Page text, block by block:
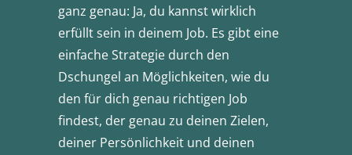
ganz genau: Ja, du kannst wirklich
erfüllt sein in deinem Job. Es gibt eine
einfache Strategie durch den
Dschungel an Möglichkeiten, wie du
den für dich genau richtigen Job
findest, der genau zu deinen Zielen,
deiner Persönlichkeit und deinen